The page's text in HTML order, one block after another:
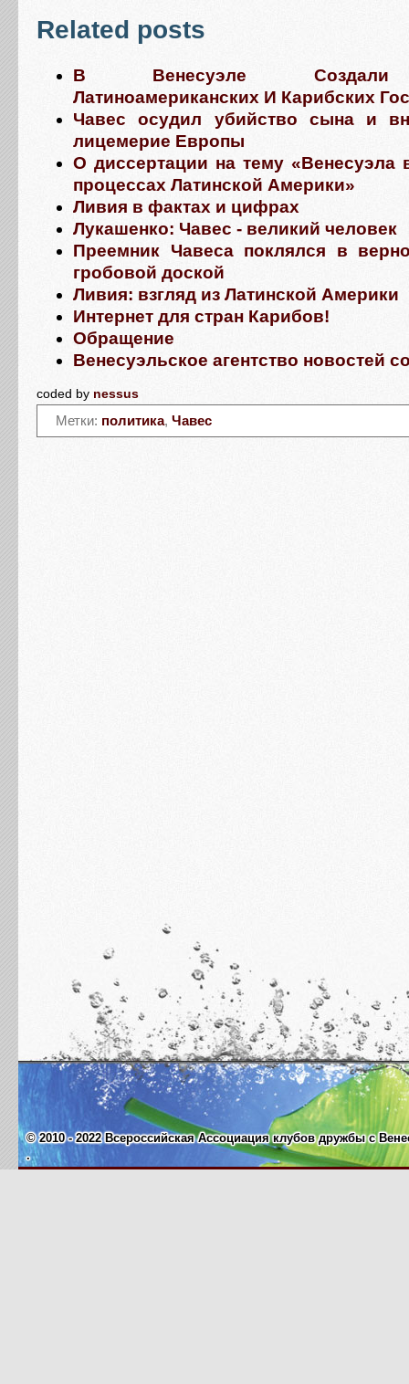
Related posts
В Венесуэле Создали
Латиноамериканских И Карибских
Чавес осудил убийство сына и
лицемерие Европы
О диссертации на тему «Венесуэла
процессах Латинской Америки»
Ливия в фактах и цифрах
Лукашенко: Чавес - великий человек
Преемник Чавеса поклялся в
гробовой доской
Ливия: взгляд из Латинской Америки
Интернет для стран Карибов!
Обращение
Венесуэльское агентство новостей
coded by nessus
Метки: политика, Чавес
© 2010 - 2022 Всероссийская Ассоциация клубов дружбы с
.